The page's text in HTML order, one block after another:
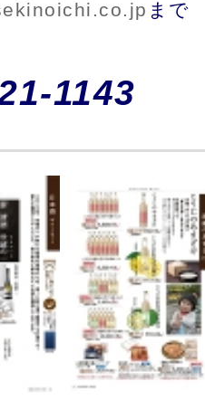
）
ト（缶ビール
＆クラフトコ